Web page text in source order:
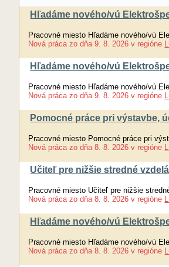
Hľadáme nového/vú
Pracovné miesto Hľadáme nového/vú
Nová práca zo dňa 9. 8. 2026 v regióne
Hľadáme nového/vú
Pracovné miesto Hľadáme nového/vú
Nová práca zo dňa 9. 8. 2026 v regióne
Pomocné práce pri výstavbe,
Pracovné miesto Pomocné práce pri
Nová práca zo dňa 8. 8. 2026 v regióne
Učiteľ pre nižšie stredné
Pracovné miesto Učiteľ pre nižšie
Nová práca zo dňa 8. 8. 2026 v regióne
Hľadáme nového/vú
Pracovné miesto Hľadáme nového/vú
Nová práca zo dňa 8. 8. 2026 v regióne